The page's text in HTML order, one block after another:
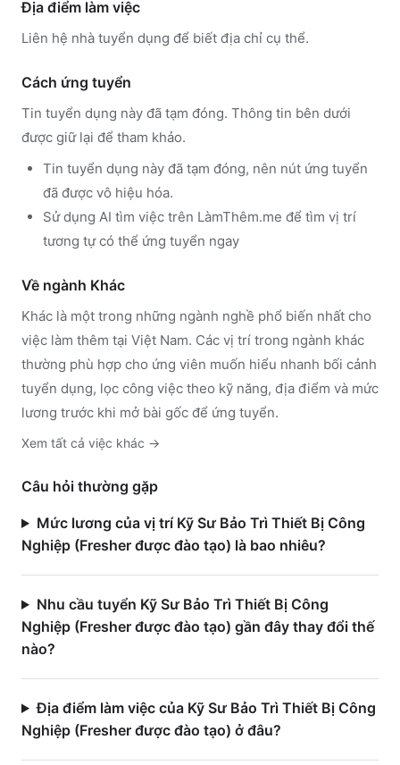
Địa điểm làm việc
Liên hệ nhà tuyển dụng để biết địa chỉ cụ thể.
Cách ứng tuyển
Tin tuyển dụng này đã tạm đóng. Thông tin bên dưới
được giữ lại để tham khảo.
Tin tuyển dụng này đã tạm đóng, nên nút ứng tuyển
đã được vô hiệu hóa.
Sử dụng AI tìm việc trên LàmThêm.me để tìm vị trí
tương tự có thể ứng tuyển ngay
Về ngành Khác
Khác là một trong những ngành nghề phổ biến nhất cho
việc làm thêm tại Việt Nam. Các vị trí trong ngành khác
thường phù hợp cho ứng viên muốn hiểu nhanh bối cảnh
tuyển dụng, lọc công việc theo kỹ năng, địa điểm và mức
lương trước khi mở bài gốc để ứng tuyển.
Xem tất cả việc khác →
Câu hỏi thường gặp
Mức lương của vị trí Kỹ Sư Bảo Trì Thiết Bị Công
Nghiệp (Fresher được đào tạo) là bao nhiêu?
Nhu cầu tuyển Kỹ Sư Bảo Trì Thiết Bị Công
Nghiệp (Fresher được đào tạo) gần đây thay đổi thế
nào?
Địa điểm làm việc của Kỹ Sư Bảo Trì Thiết Bị Công
Nghiệp (Fresher được đào tạo) ở đâu?